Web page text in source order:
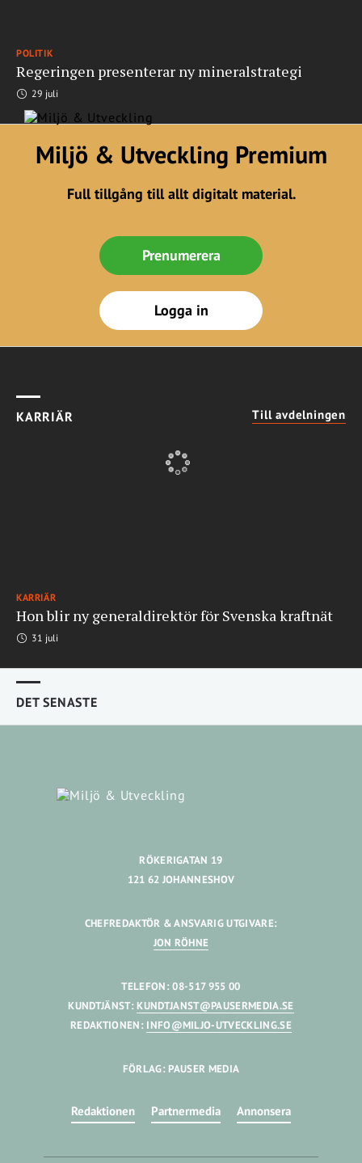
POLITIK
Regeringen presenterar ny mineralstrategi
29 juli
Miljö & Utveckling Premium
Full tillgång till allt digitalt material.
Prenumerera
Logga in
KARRIÄR Till avdelningen
KARRIÄR
Hon blir ny generaldirektör för Svenska kraftnät
31 juli
DET SENASTE
RÖKERIGATAN 19
121 62 JOHANNESHOV
CHEFREDAKTÖR & ANSVARIG UTGIVARE:
JON RÖHNE
TELEFON: 08-517 955 00
KUNDTJÄNST: KUNDTJANST@PAUSERMEDIA.SE
REDAKTIONEN: INFO@MILJO-UTVECKLING.SE
FÖRLAG: PAUSER MEDIA
Redaktionen Partnermedia Annonsera